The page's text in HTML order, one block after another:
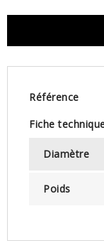
Référence
Fiche
Diamètre
Poids